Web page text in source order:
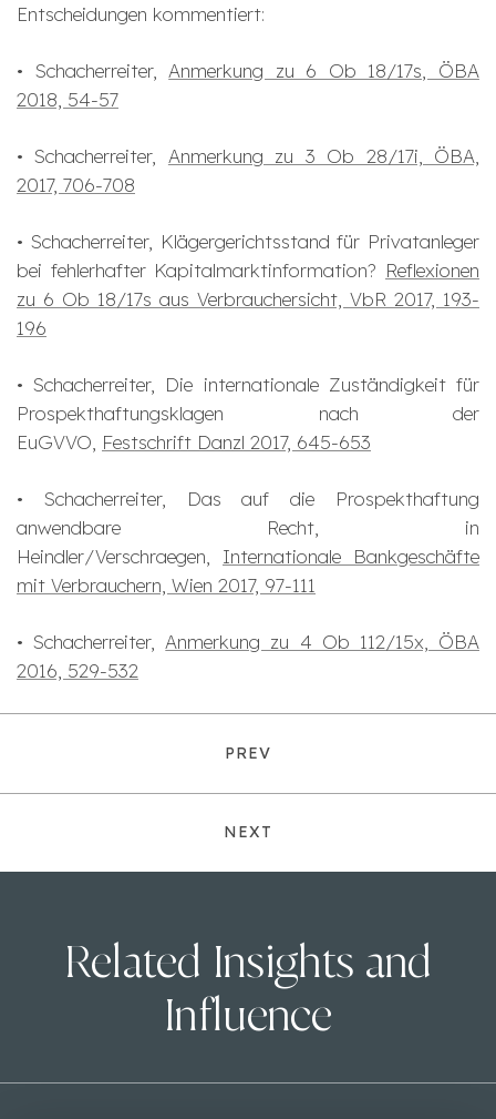
Entscheidungen kommentiert:
• Schacherreiter, Anmerkung zu 6 Ob 18/17s, ÖBA
2018, 54-57
• Schacherreiter, Anmerkung zu 3 Ob 28/17i, ÖBA,
2017, 706-708
• Schacherreiter, Klägergerichtsstand für Privatanleger
bei fehlerhafter Kapitalmarktinformation? Reflexionen
zu 6 Ob 18/17s aus Verbrauchersicht, VbR 2017, 193-
196
• Schacherreiter, Die internationale Zuständigkeit für
Prospekthaftungsklagen nach der
EuGVVO, Festschrift Danzl 2017, 645-653
• Schacherreiter, Das auf die Prospekthaftung
anwendbare Recht, in
Heindler/Verschraegen, Internationale Bankgeschäfte
mit Verbrauchern, Wien 2017, 97-111
• Schacherreiter, Anmerkung zu 4 Ob 112/15x, ÖBA
2016, 529-532
PREV
NEXT
Related Insights and
Influence